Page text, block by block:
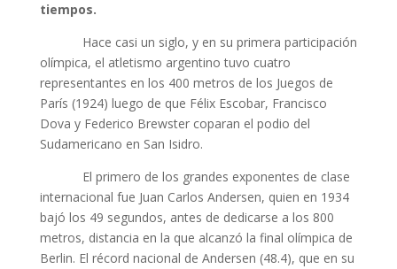
tiempos.
Hace casi un siglo, y en su primera participación
olímpica, el atletismo argentino tuvo cuatro
representantes en los 400 metros de los Juegos de
París (1924) luego de que Félix Escobar, Francisco
Dova y Federico Brewster coparan el podio del
Sudamericano en San Isidro.
El primero de los grandes exponentes de clase
internacional fue Juan Carlos Andersen, quien en 1934
bajó los 49 segundos, antes de dedicarse a los 800
metros, distancia en la que alcanzó la final olímpica de
Berlin. El récord nacional de Andersen (48.4), que en su